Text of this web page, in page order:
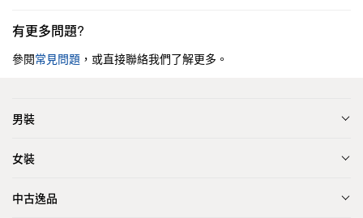
有更多問題?
參閱常見問題 ，或直接聯絡我們了解更多。
男裝
女裝
中古逸品